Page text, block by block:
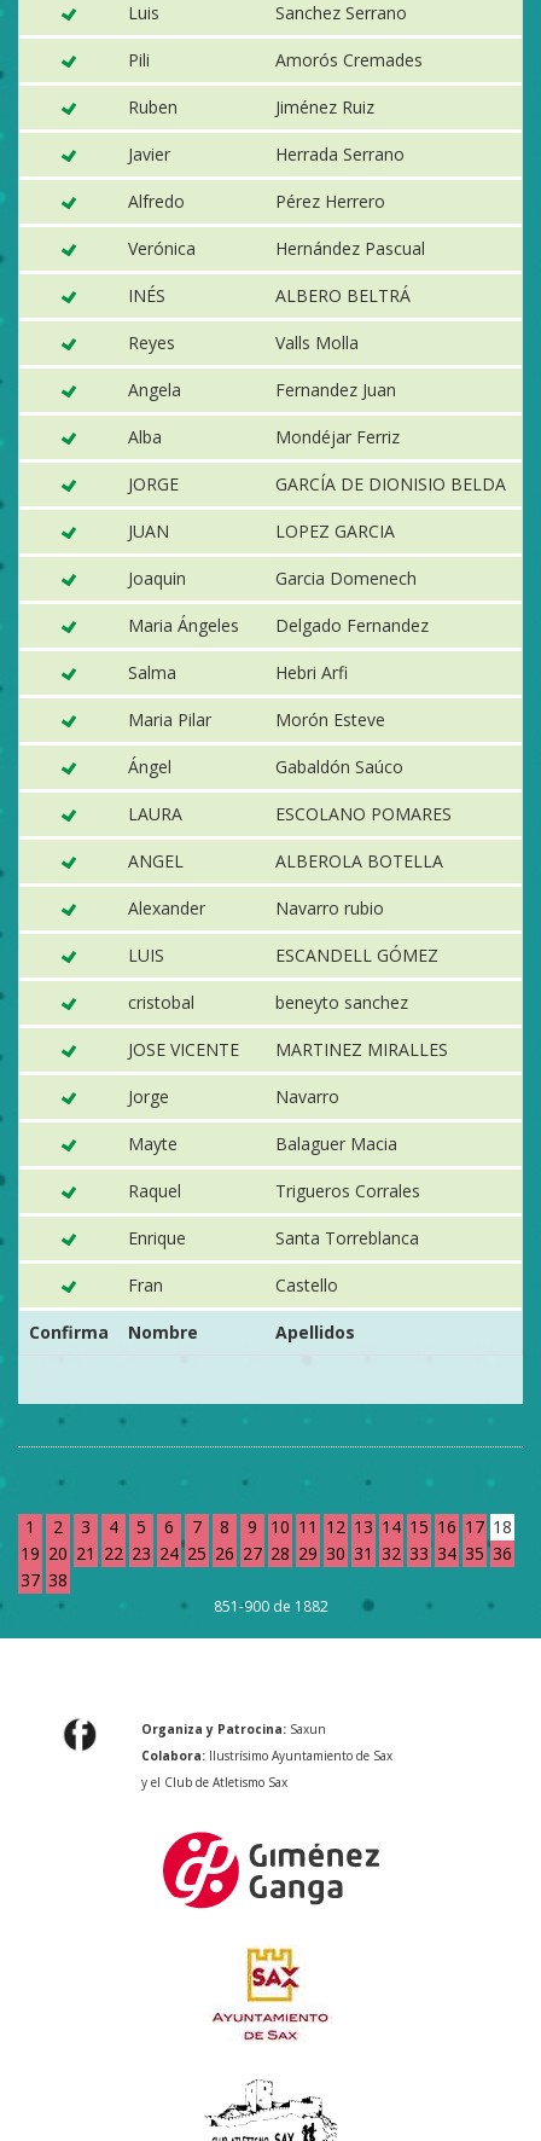
Confirma Nombre Apellidos
Luis Sanchez Serrano
Pili Amorós Cremades
Ruben Jiménez Ruiz
Javier Herrada Serrano
Alfredo Pérez Herrero
Verónica Hernández Pascual
INÉS ALBERO BELTRÁ
Reyes Valls Molla
Angela Fernandez Juan
Alba Mondéjar Ferriz
JORGE GARCÍA DE DIONISIO BELDA
JUAN LOPEZ GARCIA
Joaquin Garcia Domenech
Maria Ángeles Delgado Fernandez
Salma Hebri Arfi
Maria Pilar Morón Esteve
Ángel Gabaldón Saúco
LAURA ESCOLANO POMARES
ANGEL ALBEROLA BOTELLA
Alexander Navarro rubio
LUIS ESCANDELL GÓMEZ
cristobal beneyto sanchez
JOSE VICENTE MARTINEZ MIRALLES
Jorge Navarro
Mayte Balaguer Macia
Raquel Trigueros Corrales
Enrique Santa Torreblanca
Fran Castello
1 2 3 4 5 6 7 8 9 10 11 12 13 14 15 16 17 18
19 20 21 22 23 24 25 26 27 28 29 30 31 32 33 34 35 36
37 38
851-900 de 1882
Organiza y Patrocina: Saxun
Colabora: Ilustrísimo Ayuntamiento de Sax
y el Club de Atletismo Sax